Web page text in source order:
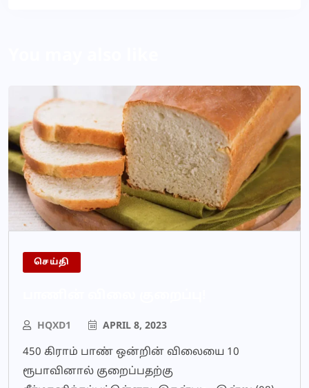
செய்தி
HQXD1 APRIL 8, 2023
450 கிராம் பாண் ஒன்றின் விலையை 10
ரூபாவினால் குறைப்பதற்கு